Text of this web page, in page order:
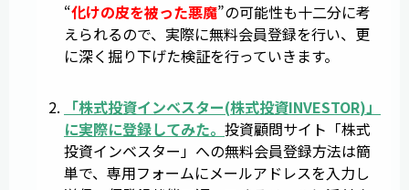
“化けの皮を被った悪魔”の可能性も十二分に考
えられるので、実際に無料会員登録を行い、更
に深く掘り下げた検証を行っていきます。
「株式投資インベスター(株式投資INVESTOR)」
に実際に登録してみた。 投資顧問サイト「株式
投資インベスター」への無料会員登録方法は簡
単で、専用フォームにメールアドレスを入力し